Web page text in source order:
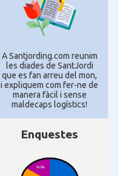
A Santjording.com reunim
les diades de SantJordi
que es fan arreu del mon,
i expliquem com fer-ne de
manera fàcil i sense
maldecaps logí­stics!
Enquestes